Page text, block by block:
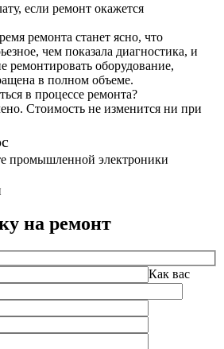
если ремонт окажется
ремонта станет ясно, что
чем показала диагностика, и
ремонтировать оборудование,
в полном объеме.
в процессе ремонта?
Стоимость не изменится ни при
промышленной электроники
на ремонт
Как вас